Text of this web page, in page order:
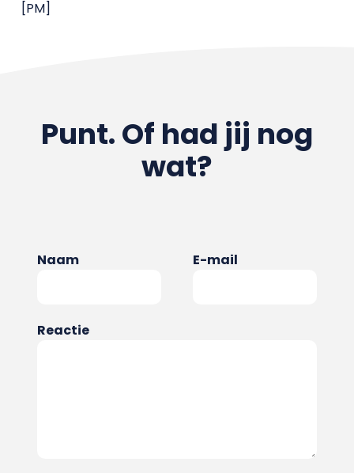
[PM]
Punt. Of had jij nog
wat?
Naam E-mail
Reactie